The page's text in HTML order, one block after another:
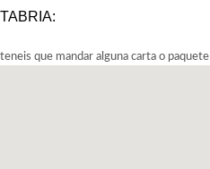
que mandar alguna carta o paquete